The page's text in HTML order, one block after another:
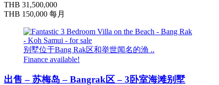
THB 31,500,000
THB 150,000 每月
别墅位于Bang Rak区和举世闻名的渔 ..
Finance available!
出售 – 苏梅岛 – Bangrak区 – 3卧室海滩别墅